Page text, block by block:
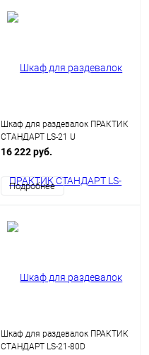
Шкаф для раздевалок ПРАКТИК
СТАНДАРТ LS-21 U
16 222 руб.
Подробнее
Шкаф для раздевалок ПРАКТИК
СТАНДАРТ LS-21-80D